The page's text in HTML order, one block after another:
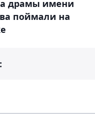
драмы имени
поймали на